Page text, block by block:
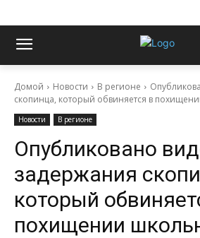
Домой Новости В регионе
скопинца, который обвиняется в
Новости В регионе
Опубликовано
задержания
который
похищении